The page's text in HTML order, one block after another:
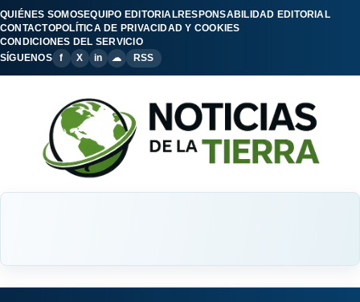
QUIÉNES SOMOSEQUIPO EDITORIALRESPONSABILIDAD EDITORIAL
CONTACTOPOLÍTICA DE PRIVACIDAD Y COOKIES
CONDICIONES DEL SERVICIO
SÍGUENOS
f X in ☁ RSS